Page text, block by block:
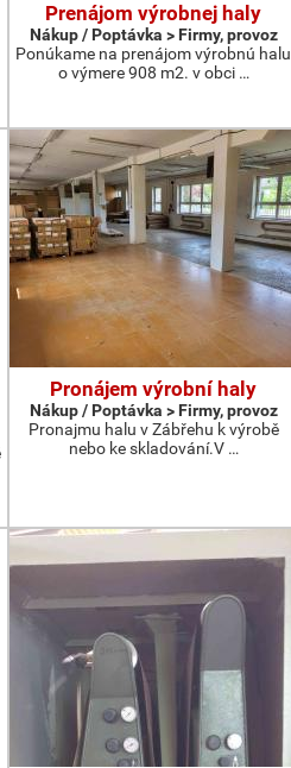
Prenájom výrobnej haly
Nákup / Poptávka > Firmy, provoz
Ponúkame na prenájom výrobnú halu
o výmere 908 m2. v obci …
Pronájem výrobní haly
Nákup / Poptávka > Firmy, provoz
Pronajmu halu v Zábřehu k výrobě
nebo ke skladování.V …